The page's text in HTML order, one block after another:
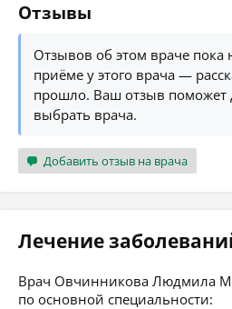
Отзывы
Отзывов об этом враче
приёме у этого врача —
прошло. Ваш отзыв поможет
выбрать врача.
Добавить отзыв на врача
Лечение
Врач Овчинникова Людмила
по основной специальности: